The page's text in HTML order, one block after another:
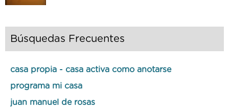
Búsquedas Frecuentes
casa propia - casa activa como anotarse
programa mi casa
juan manuel de rosas